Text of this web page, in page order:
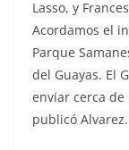
Lasso, y
Acordamos el
Parque
del Guayas. El
enviar cerca de
publicó Alvarez.